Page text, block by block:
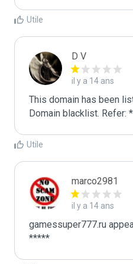
Utile
D V
il y a 14 ans
This domain has been
Domain blacklist. Refer:
Utile
marco2981
il y a 14 ans
gamessuper777.ru
*****